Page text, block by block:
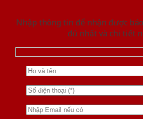
Nhập thông tin để nhận được
đủ nhất và chi tiết